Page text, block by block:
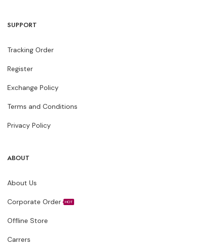
SUPPORT
Tracking Order
Register
Exchange Policy
Terms and Conditions
Privacy Policy
ABOUT
About Us
Corporate Order HOT
Offline Store
Carrers